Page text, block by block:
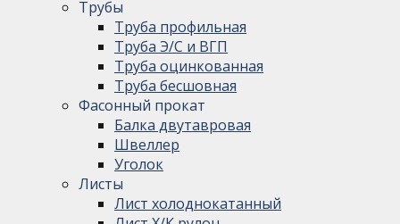
Трубы
Труба профильная
Труба Э/С и ВГП
Труба оцинкованная
Труба бесшовная
Фасонный прокат
Балка двутавровая
Швеллер
Уголок
Листы
Лист холоднокатанный